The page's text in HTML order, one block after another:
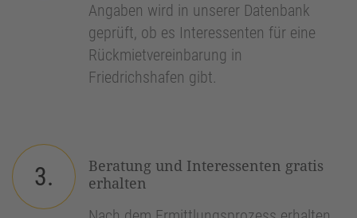
Angaben wird in unserer Datenbank
geprüft, ob es Interessenten für eine
Rückmietvereinbarung in
Friedrichshafen gibt.
3.
Beratung und Interessenten gratis
erhalten